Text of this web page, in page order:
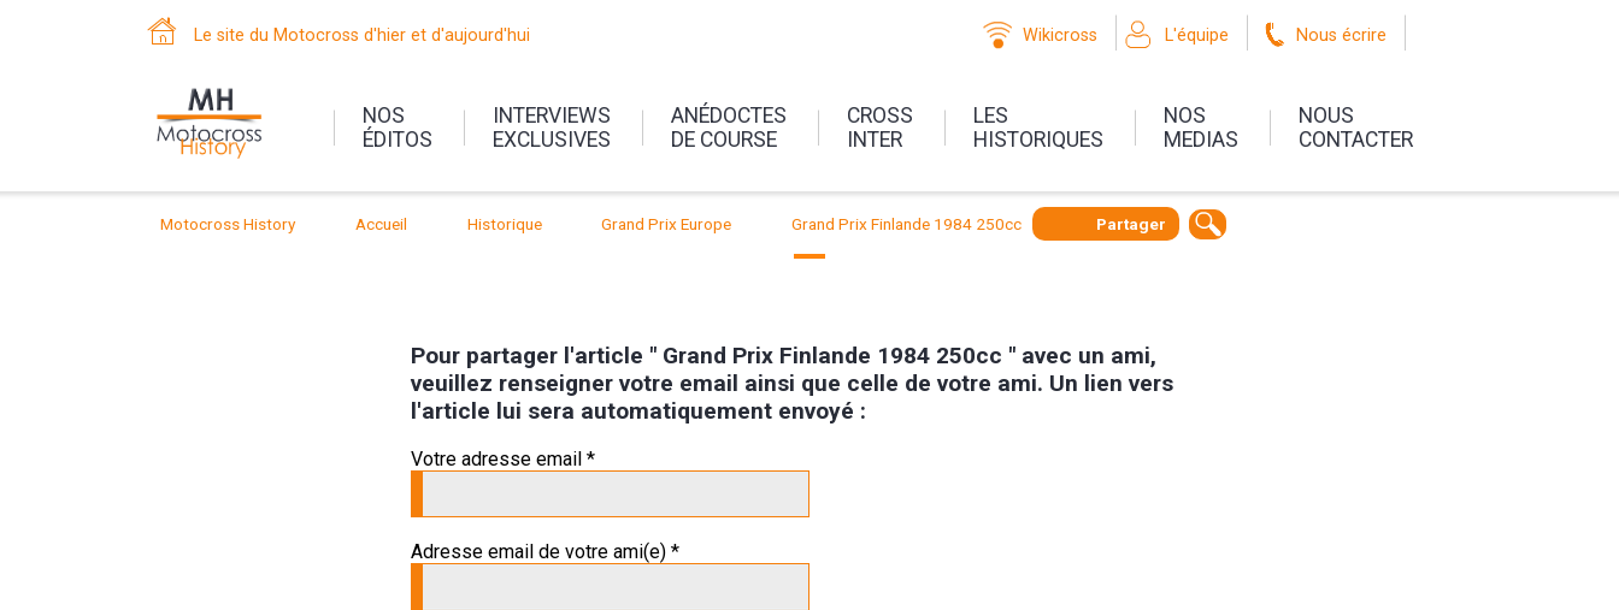
Le site du Motocross d'hier et d'aujourd'hui Wikicross L'équipe Nous écrire
NOS
ÉDITOS
INTERVIEWS
EXCLUSIVES
ANÉDOCTES
DE COURSE
CROSS
INTER
LES
HISTORIQUES
NOS
MEDIAS
NOUS
CONTACTER
Motocross History Accueil Historique Grand Prix Europe Grand Prix Finlande 1984 250cc Partager
Pour partager l'article " Grand Prix Finlande 1984 250cc " avec un ami,
veuillez renseigner votre email ainsi que celle de votre ami. Un lien vers
l'article lui sera automatiquement envoyé :
Votre adresse email *
Adresse email de votre ami(e) *